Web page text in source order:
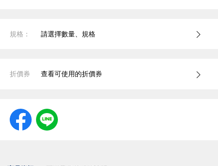
規格： 請選擇數量、規格
折價券 查看可使用的折價券